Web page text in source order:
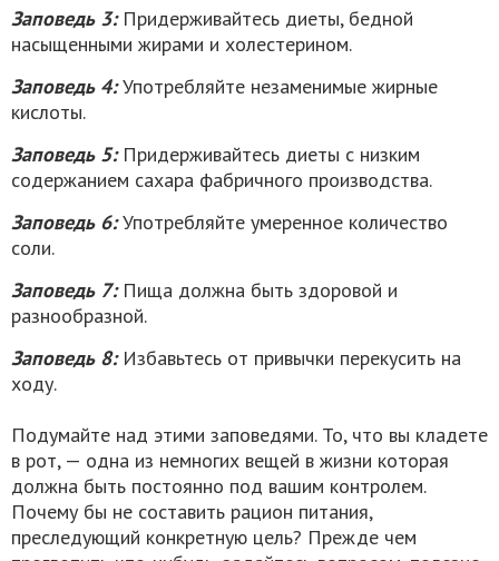
Заповедь 3:Придерживайтесь диеты, бедной
насыщенными жирами и холестерином.
Заповедь 4:Употребляйте незаменимые жирные
кислоты.
Заповедь 5: Придерживайтесь диеты с низким
содержанием сахара фабричного производства.
Заповедь 6:Употребляйте умеренное количество
соли.
Заповедь 7: Пища должна быть здоровой и
разнообразной.
Заповедь 8: Избавьтесь от привычки перекусить на
ходу.
Подумайте над этими заповедями. То, что вы кладете
в рот, — одна из немногих вещей в жизни которая
должна быть постоянно под вашим контролем.
Почему бы не составить рацион питания,
преследующий конкретную цель? Прежде чем